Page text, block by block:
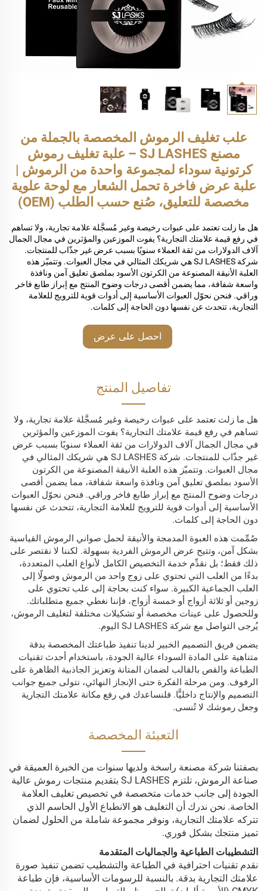
علب تغليف الرموش المخصصة بالجملة من
مصنع SJ LASHES – علبة تغليف رموش
كرتونية سوداء لمجموعة واحدة من الرموش |
علبة عرض فاخرة تحمل الشعار مع لوحة علوية
مخصصة للتعليق، صُنع حسب الطلب (OEM)
هل ما زلت تعتمد على عبوات رخيصة وغير مُسجَّلة علامة تجارية، ولا تساهم
في رفع قيمة علامتك التجارية؟ يفوت الموزعين والمؤثرين في مجال الجمال
آلاف الدولارات من ثقة العملاء سنويًا بسبب عرض غير جذّاب للمنتجات.
شركة SJ LASHES هي شريكك المثالي في مجال العبوات. وتتميّز هذه
العلبة الأنيقة المصنوعة من الكرتون الأسود بملصق تعليق آمن ونافذة
واسعة شفافة، مما يضمن أقصى درجات وضوح المنتج مع إبراز طابع فاخر
وراقي. فنحن نحوّل العبوات الأساسية إلى أدوات قوية للترويج للعلامة
التجارية، تتحدث عن نفسها دون الحاجة إلى كلمات.
احصل على عرض
تفاصيل المنتج
هل ما زلت تعتمد على عبوات رخيصة وغير مُسجَّلة علامة تجارية، ولا
تساهم في رفع قيمة علامتك التجارية؟ يفوت الموزعين والمؤثرين
في مجال الجمال آلاف الدولارات من ثقة العملاء سنويًا بسبب عرض
غير جذّاب للمنتجات. شركة SJ LASHES هي شريكك المثالي في
مجال العبوات. وتتميّز هذه العلبة الأنيقة المصنوعة من الكرتون
الأسود بملصق تعليق آمن ونافذة واسعة شفافة، مما يضمن أقصى
درجات وضوح المنتج مع إبراز طابع فاخر وراقي. فنحن نحوّل العبوات
الأساسية إلى أدوات قوية للترويج للعلامة التجارية، تتحدث عن نفسها
دون الحاجة إلى كلمات.
صُمِّمت هذه العبوة المدمجة والأنيقة لحمل صواني الرموش القياسية
بشكل آمن، وتتيح عرض الرموش الفردية بسهولة. لكننا لا نقتصر على
ذلك فقط؛ بل نقدِّم خدمة التخصيص الكامل لأنواع العلب المتعددة،
بدءًا من العلب التي تحتوي على زوج واحد من الرموش وصولًا إلى
العلب الجماعية الكبيرة. سواء كنت بحاجة إلى علب تحتوي على
زوجين أو ثلاثة أزواج أو خمسة أزواج، فإننا نغطي جميع متطلباتك.
وللحصول على عينات مخصصة أو تشكيلات مختلفة لتغليف الرموش،
يُرجى التواصل مع شركة SJ LASHES اليوم.
يضمن فريق التصميم الخبير لدينا تنفيذ طباعتك المخصصة بدقة
متناهية على المادة السوداء عالية الجودة، باستخدام أحدث تقنيات
الطباعة والقص بالقالب لضمان المتانة وتعزيز الجاذبية الظاهرة على
الرفوف. ومن مرحلة الفكرة حتى الإنجاز النهائي، نتولى جميع جوانب
التصميم والإنتاج داخليًّا. فلنساعدك في رفع مكانة علامتك التجارية
وجعل رموشك لا تُنسى.
التعبئة المخصصة
بصفتنا شركة مصنعة راسخة ولديها سنوات من الخبرة العميقة في
صناعة الرموش، تلتزم SJ LASHES بتقديم منتجات رموش عالية
الجودة إلى جانب خدمات متخصصة في تخصيص تغليف العلامة
الخاصة. نحن ندرك أن التغليف هو الانطباع الأول الحاسم الذي
تتركه علامتك التجارية، ونوفر مجموعة شاملة من الحلول لضمان
تميز منتجك بشكل فوري.
التشطيبات الطباعية والجماليات المتقدمة
نقدم تقنيات احترافية في الطباعة والتشطيب تضمن تنفيذ صورة
علامتك التجارية بدقة. بالنسبة للرسومات الأساسية، فإن طباعة